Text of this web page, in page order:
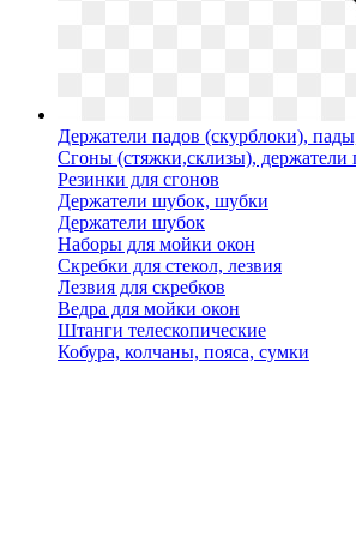
Держатели падов (скурблоки),
Сгоны (стяжки,склизы), держатели
Резинки для сгонов
Держатели шубок, шубки
Держатели шубок
Наборы для мойки окон
Скребки для стекол, лезвия
Лезвия для скребков
Ведра для мойки окон
Штанги телескопические
Кобура, колчаны, пояса, сумки